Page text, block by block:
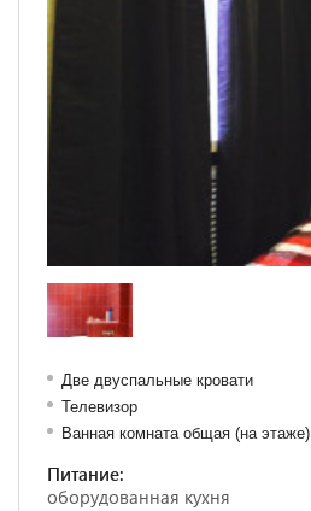
Две двуспальные кровати
Телевизор
Ванная комната общая (на этаже)
Питание:
оборудованная кухня